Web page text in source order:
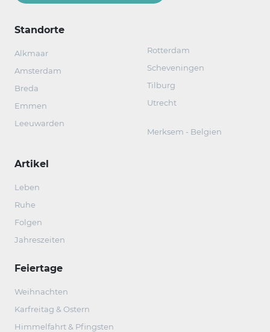
Standorte
Alkmaar
Amsterdam
Breda
Emmen
Leeuwarden
Rotterdam
Scheveningen
Tilburg
Utrecht
Merksem - Belgien
Artikel
Leben
Ruhe
Folgen
Jahreszeiten
Feiertage
Weihnachten
Karfreitag & Ostern
Himmelfahrt & Pfingsten